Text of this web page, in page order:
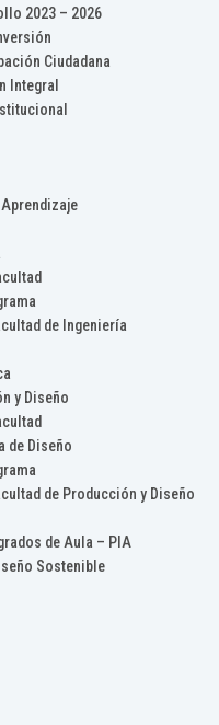
2023 – 2026
Ciudadana
Integral
de Ingeniería
y Diseño
de Diseño
de Producción y Diseño
de Aula – PIA
Sostenible